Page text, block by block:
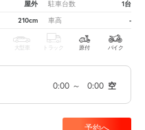
屋外 駐車台数 1台
210cm 車高 -
大型車 トラック 原付 バイク
0:00 ～ 0:00 空
予約へ